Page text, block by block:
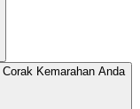
Kemarahan Anda